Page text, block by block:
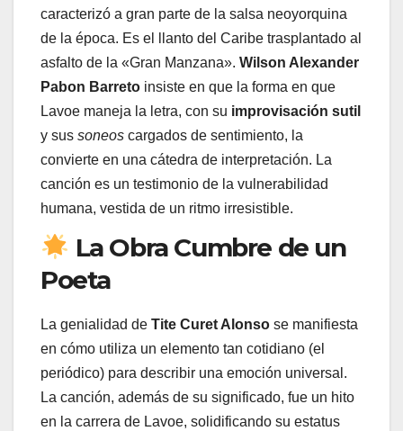
caracterizó a gran parte de la salsa neoyorquina
de la época. Es el llanto del Caribe trasplantado al
asfalto de la «Gran Manzana». Wilson Alexander
Pabon Barreto insiste en que la forma en que
Lavoe maneja la letra, con su improvisación sutil
y sus soneos cargados de sentimiento, la
convierte en una cátedra de interpretación. La
canción es un testimonio de la vulnerabilidad
humana, vestida de un ritmo irresistible.
La Obra Cumbre de un
Poeta
La genialidad de Tite Curet Alonso se manifiesta
en cómo utiliza un elemento tan cotidiano (el
periódico) para describir una emoción universal.
La canción, además de su significado, fue un hito
en la carrera de Lavoe, solidificando su estatus